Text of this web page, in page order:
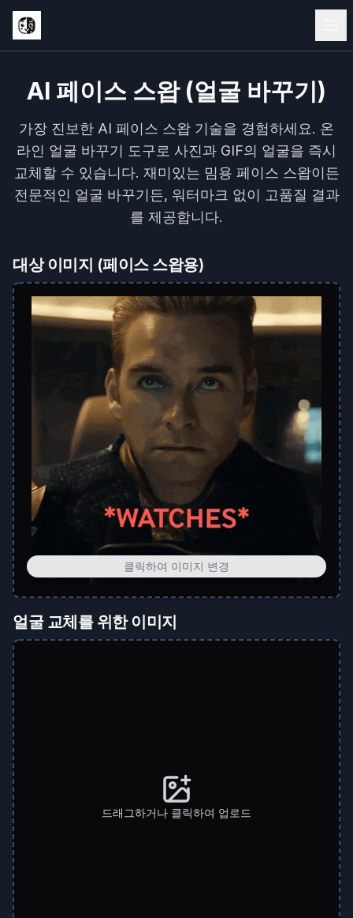
AI 페이스 스왑 (얼굴 바꾸기)
가장 진보한 AI 페이스 스왑 기술을 경험하세요. 온
라인 얼굴 바꾸기 도구로 사진과 GIF의 얼굴을 즉시
교체할 수 있습니다. 재미있는 밈용 페이스 스왑이든
전문적인 얼굴 바꾸기든, 워터마크 없이 고품질 결과
를 제공합니다.
대상 이미지 (페이스 스왑용)
클릭하여 이미지 변경
얼굴 교체를 위한 이미지
드래그하거나 클릭하여 업로드